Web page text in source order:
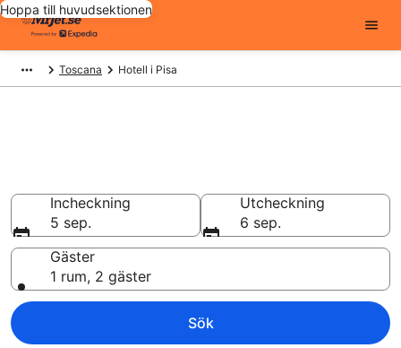
Hoppa till huvudsektionen
Toscana Hotell i Pisa
Incheckning
5 sep.
Utcheckning
6 sep.
Gäster
1 rum, 2 gäster
Sök